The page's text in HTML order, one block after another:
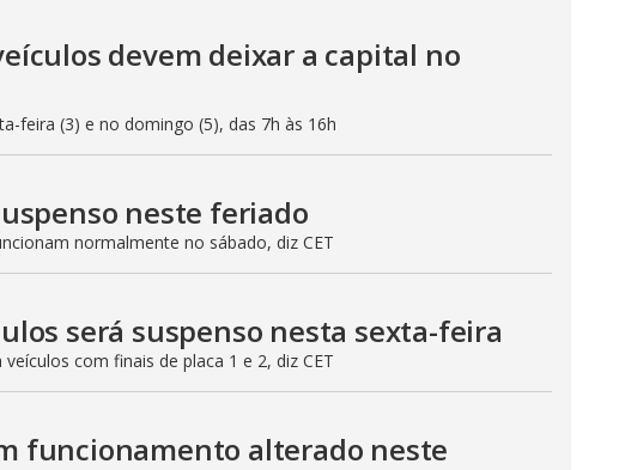
devem deixar a capital no
feira (3) e no domingo (5), das 7h às 16h
neste feriado
normalmente no sábado, diz CET
será suspenso nesta sexta-feira
com finais de placa 1 e 2, diz CET
funcionamento alterado neste